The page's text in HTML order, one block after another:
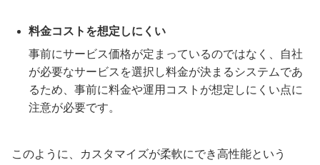
料金コストを想定しにくい
事前にサービス価格が定まっているのではなく、自社
が必要なサービスを選択し料金が決まるシステムであ
るため、事前に料金や運用コストが想定しにくい点に
注意が必要です。
このように、カスタマイズが柔軟にでき高性能という